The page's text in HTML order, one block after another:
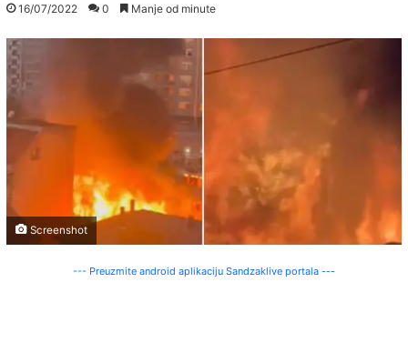
16/07/2022 0 Manje od minute
Screenshot
--- Preuzmite android aplikaciju Sandzaklive portala ---